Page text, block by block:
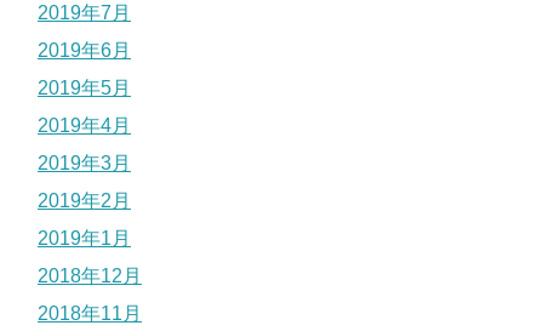
2019年7月
2019年6月
2019年5月
2019年4月
2019年3月
2019年2月
2019年1月
2018年12月
2018年11月